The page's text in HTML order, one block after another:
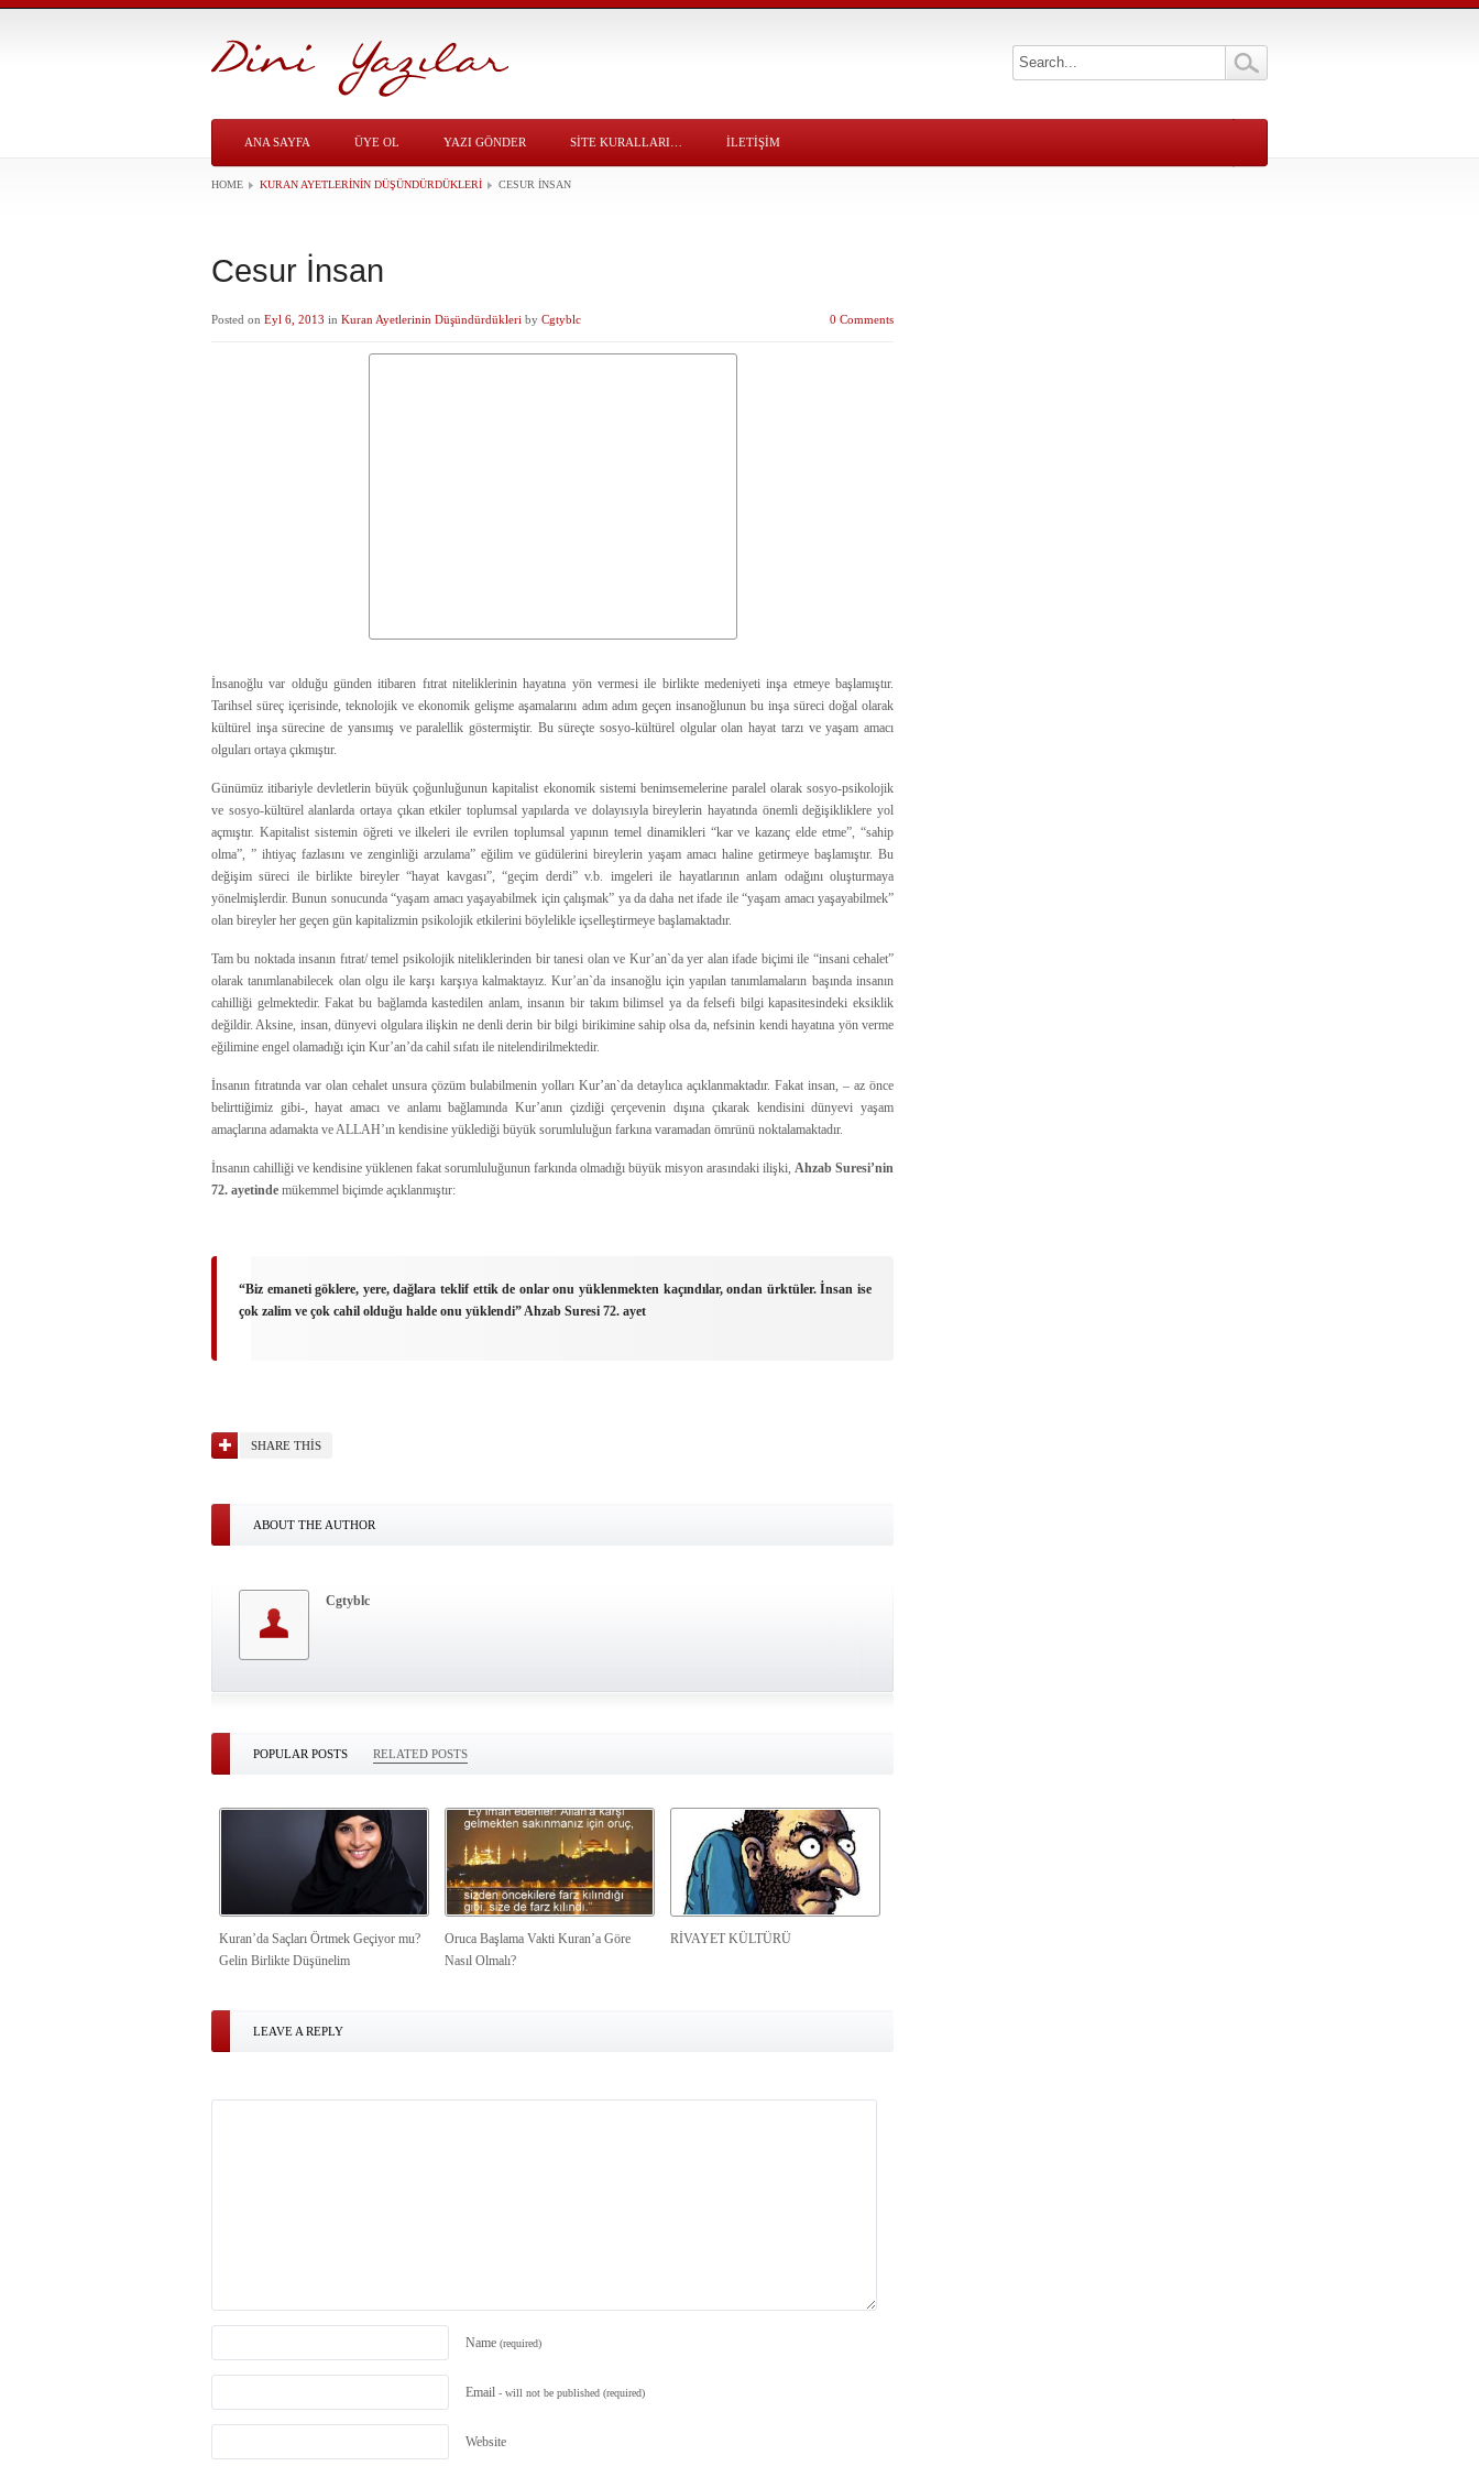
ANA SAYFA ÜYE OL YAZI GÖNDER SITE KURALLARI… İLETİŞİM
HOME KURAN AYETLERININ DÜŞÜNDÜRDÜKLERI CESUR İNSAN
Cesur İnsan
Posted on Eyl 6, 2013 in Kuran Ayetlerinin Düşündürdükleri by Cgtyblc 0 Comments
İnsanoğlu var olduğu günden itibaren fıtrat niteliklerinin hayatına yön vermesi ile birlikte medeniyeti inşa etmeye başlamıştır.
Tarihsel süreç içerisinde, teknolojik ve ekonomik gelişme aşamalarını adım adım geçen insanoğlunun bu inşa süreci doğal olarak
kültürel inşa sürecine de yansımış ve paralellik göstermiştir. Bu süreçte sosyo-kültürel olgular olan hayat tarzı ve yaşam amacı
olguları ortaya çıkmıştır.
Günümüz itibariyle devletlerin büyük çoğunluğunun kapitalist ekonomik sistemi benimsemelerine paralel olarak sosyo-psikolojik
ve sosyo-kültürel alanlarda ortaya çıkan etkiler toplumsal yapılarda ve dolayısıyla bireylerin hayatında önemli değişikliklere yol
açmıştır. Kapitalist sistemin öğreti ve ilkeleri ile evrilen toplumsal yapının temel dinamikleri “kar ve kazanç elde etme”, “sahip
olma”, ” ihtiyaç fazlasını ve zenginliği arzulama” eğilim ve güdülerini bireylerin yaşam amacı haline getirmeye başlamıştır. Bu
değişim süreci ile birlikte bireyler “hayat kavgası”, “geçim derdi” v.b. imgeleri ile hayatlarının anlam odağını oluşturmaya
yönelmişlerdir. Bunun sonucunda “yaşam amacı yaşayabilmek için çalışmak” ya da daha net ifade ile “yaşam amacı yaşayabilmek”
olan bireyler her geçen gün kapitalizmin psikolojik etkilerini böylelikle içselleştirmeye başlamaktadır.
Tam bu noktada insanın fıtrat/ temel psikolojik niteliklerinden bir tanesi olan ve Kur’an`da yer alan ifade biçimi ile “insani cehalet”
olarak tanımlanabilecek olan olgu ile karşı karşıya kalmaktayız. Kur’an`da insanoğlu için yapılan tanımlamaların başında insanın
cahilliği gelmektedir. Fakat bu bağlamda kastedilen anlam, insanın bir takım bilimsel ya da felsefi bilgi kapasitesindeki eksiklik
değildir. Aksine, insan, dünyevi olgulara ilişkin ne denli derin bir bilgi birikimine sahip olsa da, nefsinin kendi hayatına yön verme
eğilimine engel olamadığı için Kur’an’da cahil sıfatı ile nitelendirilmektedir.
İnsanın fıtratında var olan cehalet unsura çözüm bulabilmenin yolları Kur’an`da detaylıca açıklanmaktadır. Fakat insan, – az önce
belirttiğimiz gibi-, hayat amacı ve anlamı bağlamında Kur’anın çizdiği çerçevenin dışına çıkarak kendisini dünyevi yaşam
amaçlarına adamakta ve ALLAH’ın kendisine yüklediği büyük sorumluluğun farkına varamadan ömrünü noktalamaktadır.
İnsanın cahilliği ve kendisine yüklenen fakat sorumluluğunun farkında olmadığı büyük misyon arasındaki ilişki, Ahzab Suresi’nin
72. ayetinde mükemmel biçimde açıklanmıştır:
“Biz emaneti göklere, yere, dağlara teklif ettik de onlar onu yüklenmekten kaçındılar, ondan ürktüler. İnsan ise
çok zalim ve çok cahil olduğu halde onu yüklendi”Ahzab Suresi 72. ayet
SHARE THIS
ABOUT THE AUTHOR
Cgtyblc
POPULAR POSTS RELATED POSTS
Kuran’da Saçları Örtmek Geçiyor mu?
Gelin Birlikte Düşünelim
Oruca Başlama Vakti Kuran’a Göre
Nasıl Olmalı?
RİVAYET KÜLTÜRÜ
LEAVE A REPLY
Name (required)
Email - will not be published (required)
Website